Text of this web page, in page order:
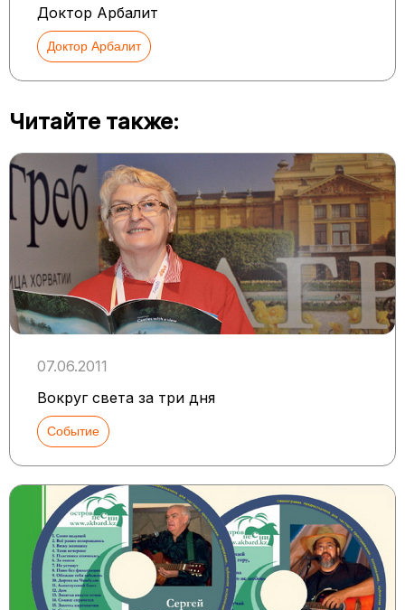
Доктор Арбалит
Доктор Арбалит
Читайте также:
07.06.2011
Вокруг света за три дня
Событие